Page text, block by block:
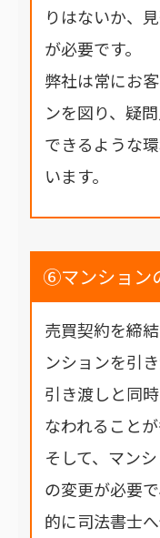
りはないか、
が必要です。
弊社は常にお
ンを図り、疑
できるような
います。
⑥マンション
売買契約を締
ンションを引き
引き渡しと同
なわれることが
そして、マン
の変更が必要
的に司法書士へ